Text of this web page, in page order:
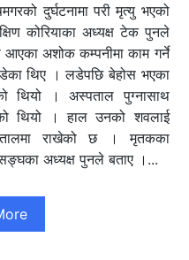
दुर्घटनामा परी मृत्यु भएको
कोरियाका अध्यक्ष टेक पुनले
आएका अशोक कम्पनीमा काम गर्ने
थिए । लडेपछि बेहोस भएका
थियो । अस्पताल पुग्नासाथ
थियो । हाल उनको शवलाई
राखेको छ । मृतकका
अध्यक्ष पुनले बताए ।...